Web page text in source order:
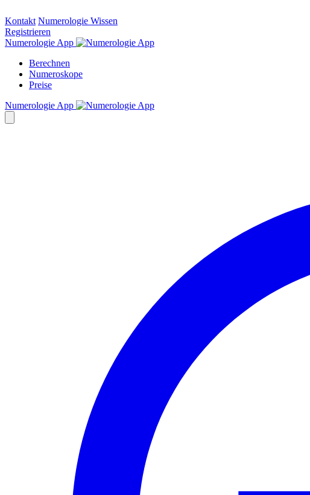
Kontakt Numerologie Wissen
Registrieren
Numerologie App
Berechnen
Numeroskope
Preise
Numerologie App